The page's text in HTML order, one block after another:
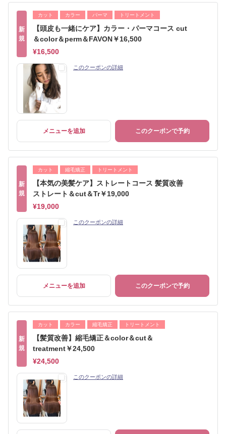
新
規
カット カラー パーマ トリートメント
【頭皮も一緒にケア】カラー・パーマコース cut
＆color＆perm＆FAVON￥16,500
¥16,500
このクーポンの詳細
メニューを追加 このクーポンで予約
新
規
カット 縮毛矯正 トリートメント
【本気の美髪ケア】ストレートコース 髪質改善
ストレート＆cut＆Tr￥19,000
¥19,000
このクーポンの詳細
メニューを追加 このクーポンで予約
新
規
カット カラー 縮毛矯正 トリートメント
【髪質改善】縮毛矯正＆color＆cut＆
treatment￥24,500
¥24,500
このクーポンの詳細